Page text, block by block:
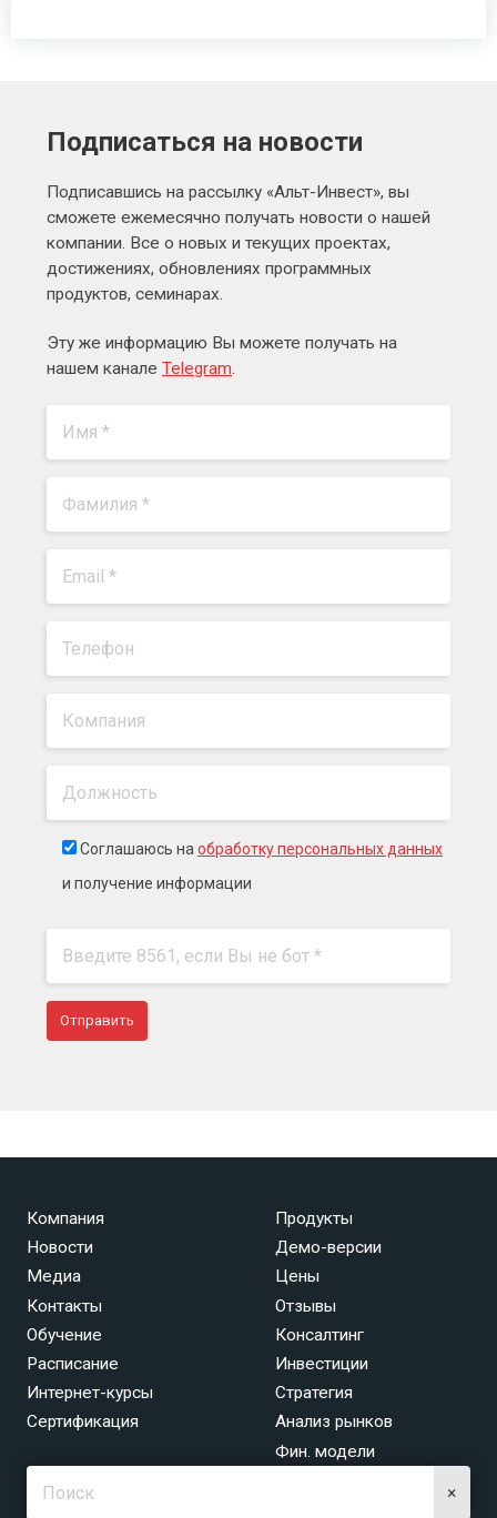
Подписаться на новости
Подписавшись на рассылку «Альт-Инвест», вы
сможете ежемесячно получать новости о нашей
компании. Все о новых и текущих проектах,
достижениях, обновлениях программных
продуктов, семинарах.
Эту же информацию Вы можете получать на
нашем канале Telegram.
Соглашаюсь наобработку персональных данных
и получение информации
Компания
Новости
Медиа
Контакты
Продукты
Демо-версии
Цены
Отзывы
Обучение
Расписание
Интернет-курсы
Сертификация
Консалтинг
Инвестиции
Стратегия
Анализ рынков
Фин. модели
×